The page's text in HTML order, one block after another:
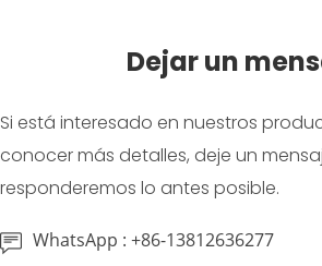
Dejar un
Si está interesado en nuestros
conocer más detalles, deje un
responderemos lo antes posible.
WhatsApp : +86-13812636277